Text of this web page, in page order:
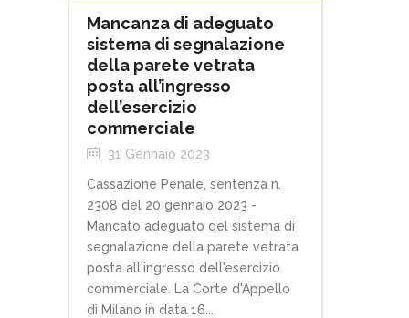
Mancanza di adeguato
sistema di segnalazione
della parete vetrata
posta all’ingresso
dell’esercizio
commerciale
31 Gennaio 2023
Cassazione Penale, sentenza n.
2308 del 20 gennaio 2023 -
Mancato adeguato del sistema di
segnalazione della parete vetrata
posta all'ingresso dell'esercizio
commerciale. La Corte d'Appello
di Milano in data 16...